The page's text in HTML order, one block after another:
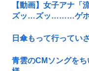
【動画】女子アナ「
ズッ…ズッ………ゲホ
日傘もって行ってい
青雲のCMソングを